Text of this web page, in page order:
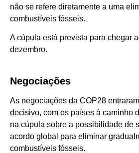
não se refere diretamente a uma
combustíveis fósseis.
A cúpula está prevista para chegar
dezembro.
Negociações
As negociações da COP28
decisivo, com os países à caminho
na cúpula sobre a possibilidade de
acordo global para eliminar
combustíveis fósseis.